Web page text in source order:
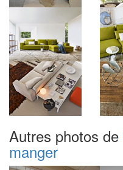
Autres photos de
manger